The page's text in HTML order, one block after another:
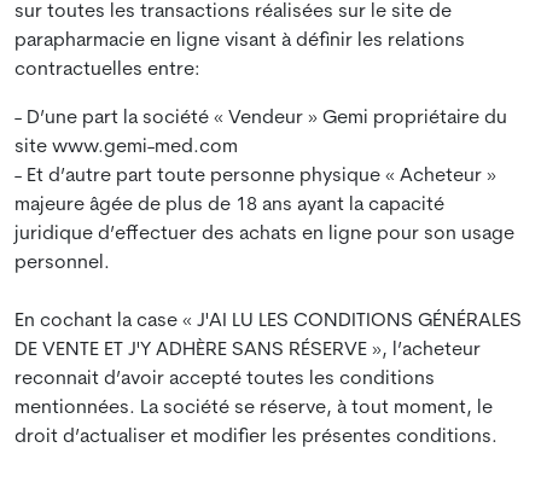
sur toutes les transactions réalisées sur le site de
parapharmacie en ligne visant à définir les relations
contractuelles entre:
- D’une part la société « Vendeur » Gemi propriétaire du
site www.gemi-med.com
- Et d’autre part toute personne physique « Acheteur »
majeure âgée de plus de 18 ans ayant la capacité
juridique d’effectuer des achats en ligne pour son usage
personnel.
En cochant la case « J'AI LU LES CONDITIONS GÉNÉRALES
DE VENTE ET J'Y ADHÈRE SANS RÉSERVE », l’acheteur
reconnait d’avoir accepté toutes les conditions
mentionnées. La société se réserve, à tout moment, le
droit d’actualiser et modifier les présentes conditions.